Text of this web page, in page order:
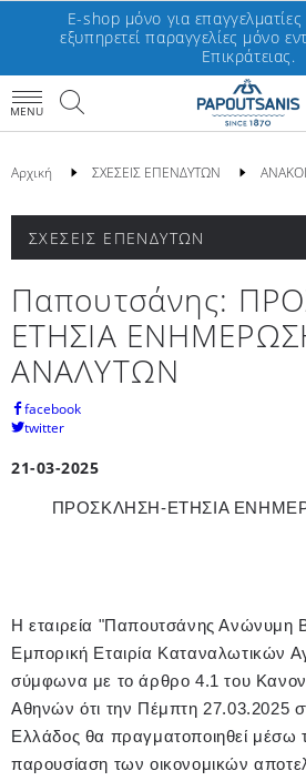
E-shop μόνο για
εξυπηρετεί παραγγελίες μόνο
Επικράτειας.
MENU
Αρχική ΣΧΕΣΕΙΣ ΕΠΕΝΔΥΤΩΝ
ΣΧΕΣΕΙΣ ΕΠΕΝΔΥΤΩΝ
Παπουτσάνης:
ΕΤΗΣΙΑ
ΑΝΑΛΥΤΩΝ
facebook
twitter
21-03-2025
ΠΡΟΣΚΛΗΣΗ-ΕΤΗΣΙΑ
Η εταιρεία "Παπουτσάνης Ανώνυμη
Εμπορική Εταιρία Καταναλωτικών
σύμφωνα με το άρθρο 4.1 του
Αθηνών ότι την Πέμπτη 27.03.2025
Ελλάδος θα πραγματοποιηθεί μέσω
παρουσίαση των οικονομικών